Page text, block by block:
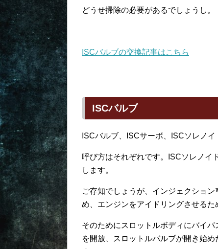
どうせ掃除の必要があるでしょうし。
ISCバルブの交換記事はこちら
ISCバルブ
ISCバルブ、ISCサーボ、ISCソレノイ
呼び方はそれぞれです。ISCソレノイ
します。
ご存知でしょうが、インジェクショ
め、エンジンをアイドリングさせるた
そのためにスロットルボディにバイ
を開放、スロットルバルブが開き始